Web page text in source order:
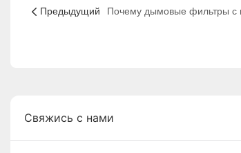
Предыдущий
Свяжись с нами